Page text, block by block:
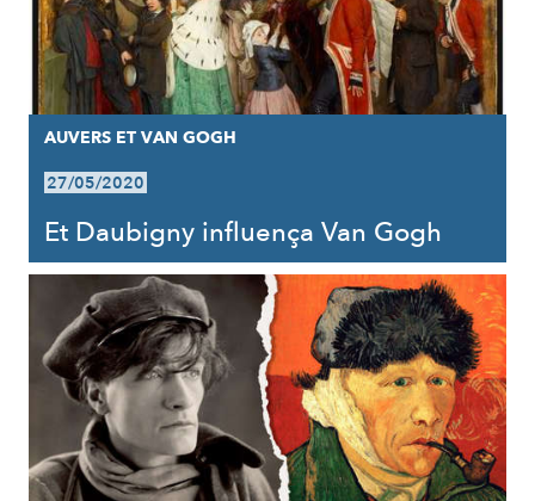
AUVERS ET VAN GOGH
27/05/2020
Et Daubigny influença Van Gogh